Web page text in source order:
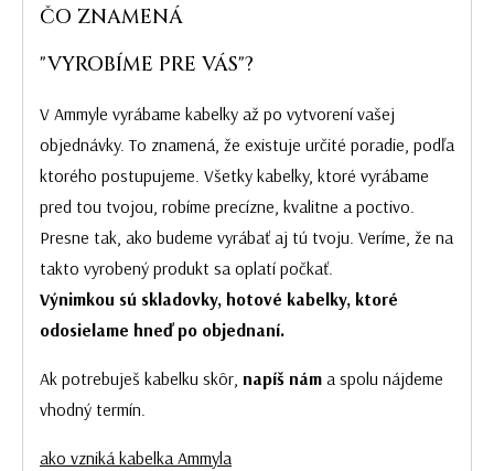
ČO ZNAMENÁ
"VYROBÍME PRE VÁS"?
V Ammyle vyrábame kabelky až po vytvorení vašej
objednávky. To znamená, že existuje určité poradie, podľa
ktorého postupujeme. Všetky kabelky, ktoré vyrábame
pred tou tvojou, robíme precízne, kvalitne a poctivo.
Presne tak, ako budeme vyrábať aj tú tvoju. Veríme, že na
takto vyrobený produkt sa oplatí počkať.
Výnimkou sú skladovky, hotové kabelky, ktoré
odosielame hneď po objednaní.
Ak potrebuješ kabelku skôr, napíš nám a spolu nájdeme
vhodný termín.
ako vzniká kabelka Ammyla